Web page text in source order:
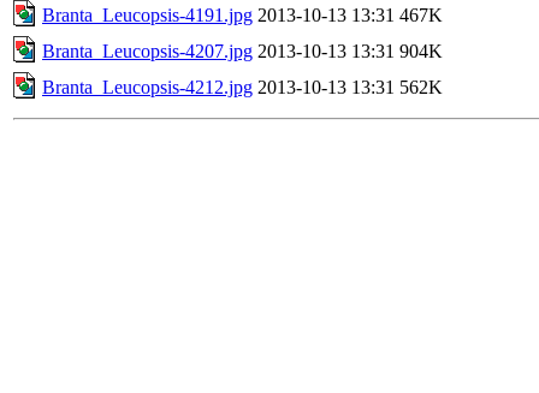
Branta_Leucopsis-4191.jpg 2013-10-13 13:31 467K
Branta_Leucopsis-4207.jpg 2013-10-13 13:31 904K
Branta_Leucopsis-4212.jpg 2013-10-13 13:31 562K